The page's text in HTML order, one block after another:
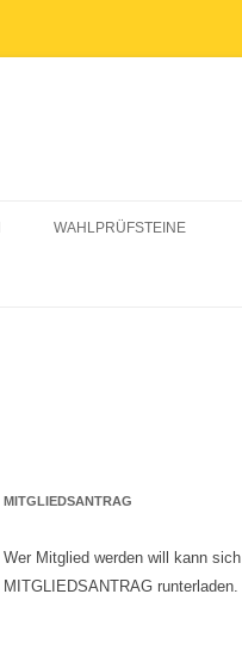
WAHLPRÜFSTEINE
MITGLIEDSANTRAG
Wer Mitglied werden will kann sich
MITGLIEDSANTRAG runterladen.